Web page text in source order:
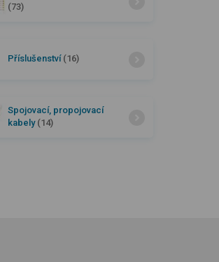
(73)
Příslušenství (16)
Spojovací, propojovací
kabely (14)